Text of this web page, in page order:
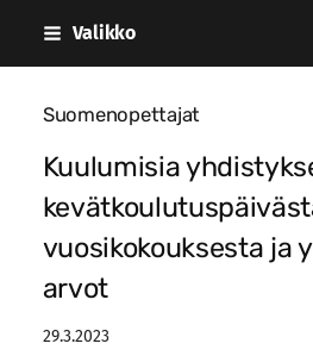
Siirry
Valikko
Suomenopettajat
Kuulumisia
vuosikokouksesta ja
arvot
29.3.2023